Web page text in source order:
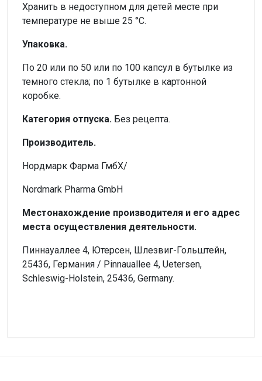
Хранить в недоступном для детей месте при
температуре не выше 25 °С.
Упаковка.
По 20 или по 50 или по 100 капсул в бутылке из
темного стекла; по 1 бутылке в картонной
коробке.
Категория отпуска. Без рецепта.
Производитель.
Нордмарк Фарма ГмбХ/
Nordmark Pharma GmbH
Местонахождение производителя и его адрес
места осуществления деятельности.
Пиннауаллее 4, Ютерсен, Шлезвиг-Гольштейн,
25436, Германия / Pinnauallee 4, Uetersen,
Schleswig-Holstein, 25436, Germany.